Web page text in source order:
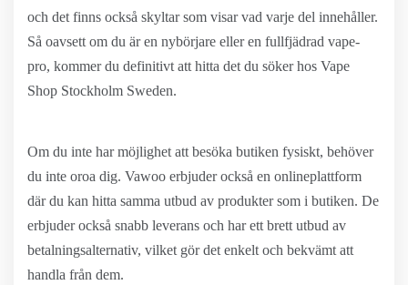
och det finns också skyltar som visar vad varje del innehåller.
Så oavsett om du är en nybörjare eller en fullfjädrad vape-
pro, kommer du definitivt att hitta det du söker hos Vape
Shop Stockholm Sweden.
Om du inte har möjlighet att besöka butiken fysiskt, behöver
du inte oroa dig. Vawoo erbjuder också en onlineplattform
där du kan hitta samma utbud av produkter som i butiken. De
erbjuder också snabb leverans och har ett brett utbud av
betalningsalternativ, vilket gör det enkelt och bekvämt att
handla från dem.